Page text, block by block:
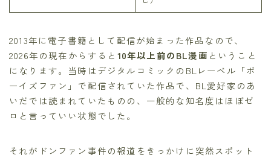
2013年に電子書籍として配信が始まった作品なので、
2026年の現在からすると 10年以上前のBL漫画 ということ
になります。当時はデジタルコミックのBLレーベル「ボ
ーイズファン」で配信されていた作品で、BL愛好家のあ
いだでは読まれていたものの、一般的な知名度はほぼゼ
ロと言っていい状態でした。
それがドンファン事件の報道をきっかけに突然スポット